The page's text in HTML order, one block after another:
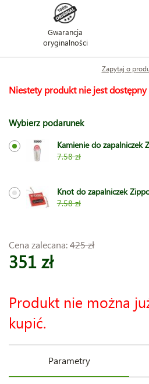
Gwarancja
oryginalności
Zapytaj o
Niestety produkt nie jest
Wybierz podarunek
Kamienie do zapalniczek
7.58 zł
Knot do zapalniczek
7.58 zł
Cena zalecana:425 zł
351 zł
Produkt nie można
kupić.
Parametry